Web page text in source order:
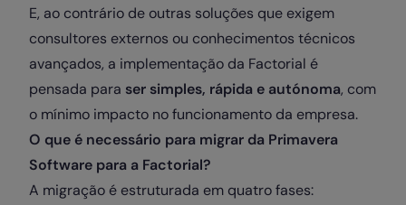
E, ao contrário de outras soluções que exigem
consultores externos ou conhecimentos técnicos
avançados, a implementação da Factorial é
pensada para ser simples, rápida e autónoma, com
o mínimo impacto no funcionamento da empresa.
O que é necessário para migrar da Primavera
Software para a Factorial?
A migração é estruturada em quatro fases: